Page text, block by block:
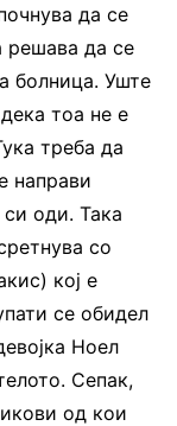
да се
решава да се
болница. Уште
тоа не е
треба да
направи
оди. Така
со
кој е
се обидел
Ноел
Сепак,
од кои